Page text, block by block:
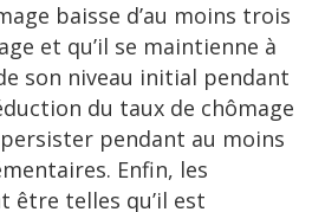
baisse d’au moins trois
et qu’il se maintienne à
son niveau initial pendant
du taux de chômage
pendant au moins
Enfin, les
être telles qu’il est